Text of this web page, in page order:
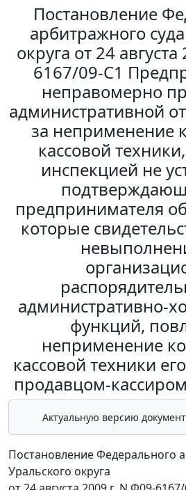
Постановление
арбитражного
округа от 24
6167/09-С1
неправомерно
административной
за неприменение
кассовой
инспекцией не
предпринимателя
которые
административно-
функций,
неприменение
кассовой техники
продавцом-
Актуальную версию
Постановление Федерального
Уральского округа